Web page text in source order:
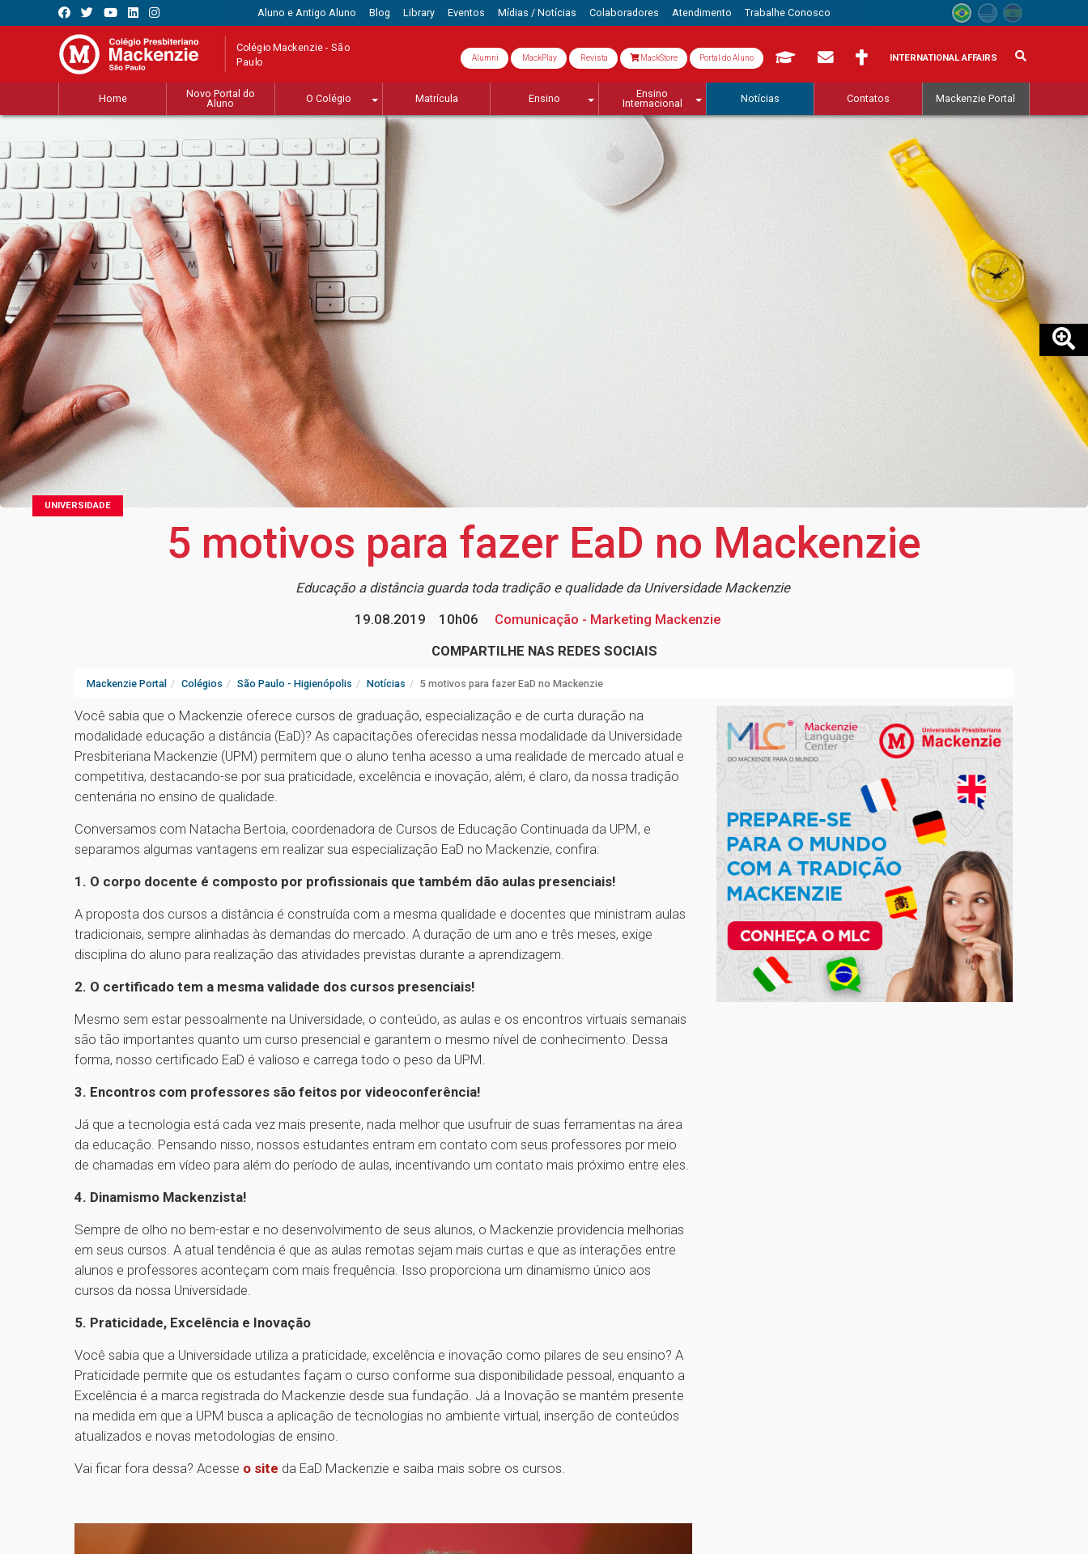
Aluno e Antigo Aluno Blog Library Eventos Mídias / Notícias Colaboradores Atendimento Trabalhe Conosco
Colégio Mackenzie - São
Paulo Alumni MackPlay Revista MackStore Portal do Aluno INTERNATIONAL AFFAIRS
Home
Novo Portal do
Aluno
O Colégio Matrícula Ensino
Ensino
Internacional
Notícias Contatos Mackenzie Portal
UNIVERSIDADE
5 motivos para fazer EaD no Mackenzie
Educação a distância guarda toda tradição e qualidade da Universidade Mackenzie
19.08.2019
10h06
Comunicação - Marketing Mackenzie
COMPARTILHE NAS REDES SOCIAIS
Mackenzie Portal Colégios São Paulo - Higienópolis Notícias 5 motivos para fazer EaD no Mackenzie
Você sabia que o Mackenzie oferece cursos de graduação, especialização e de curta duração na
modalidade educação a distância (EaD)? As capacitações oferecidas nessa modalidade da Universidade
Presbiteriana Mackenzie (UPM) permitem que o aluno tenha acesso a uma realidade de mercado atual e
competitiva, destacando-se por sua praticidade, excelência e inovação, além, é claro, da nossa tradição
centenária no ensino de qualidade.
Conversamos com Natacha Bertoia, coordenadora de Cursos de Educação Continuada da UPM, e
separamos algumas vantagens em realizar sua especialização EaD no Mackenzie, confira:
1. O corpo docente é composto por profissionais que também dão aulas presenciais!
A proposta dos cursos a distância é construída com a mesma qualidade e docentes que ministram aulas
tradicionais, sempre alinhadas às demandas do mercado. A duração de um ano e três meses, exige
disciplina do aluno para realização das atividades previstas durante a aprendizagem.
2. O certificado tem a mesma validade dos cursos presenciais!
Mesmo sem estar pessoalmente na Universidade, o conteúdo, as aulas e os encontros virtuais semanais
são tão importantes quanto um curso presencial e garantem o mesmo nível de conhecimento. Dessa
forma, nosso certificado EaD é valioso e carrega todo o peso da UPM.
3. Encontros com professores são feitos por videoconferência!
Já que a tecnologia está cada vez mais presente, nada melhor que usufruir de suas ferramentas na área
da educação. Pensando nisso, nossos estudantes entram em contato com seus professores por meio
de chamadas em vídeo para além do período de aulas, incentivando um contato mais próximo entre eles.
4. Dinamismo Mackenzista!
Sempre de olho no bem-estar e no desenvolvimento de seus alunos, o Mackenzie providencia melhorias
em seus cursos. A atual tendência é que as aulas remotas sejam mais curtas e que as interações entre
alunos e professores aconteçam com mais frequência. Isso proporciona um dinamismo único aos
cursos da nossa Universidade.
5. Praticidade, Excelência e Inovação
Você sabia que a Universidade utiliza a praticidade, excelência e inovação como pilares de seu ensino? A
Praticidade permite que os estudantes façam o curso conforme sua disponibilidade pessoal, enquanto a
Excelência é a marca registrada do Mackenzie desde sua fundação. Já a Inovação se mantém presente
na medida em que a UPM busca a aplicação de tecnologias no ambiente virtual, inserção de conteúdos
atualizados e novas metodologias de ensino.
Vai ficar fora dessa? Acesse o site da EaD Mackenzie e saiba mais sobre os cursos.